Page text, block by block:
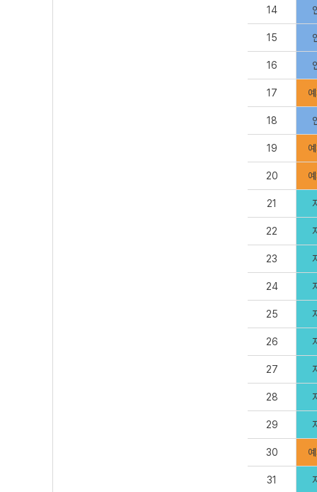
14
15
16
17
18
19
20
21
22
23
24
25
26
27
28
29
30
31